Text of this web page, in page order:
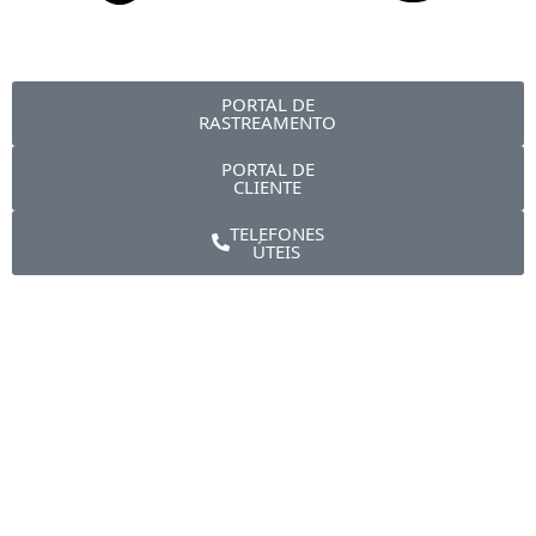
PORTAL DE
RASTREAMENTO
PORTAL DE
CLIENTE
TELEFONES
ÚTEIS